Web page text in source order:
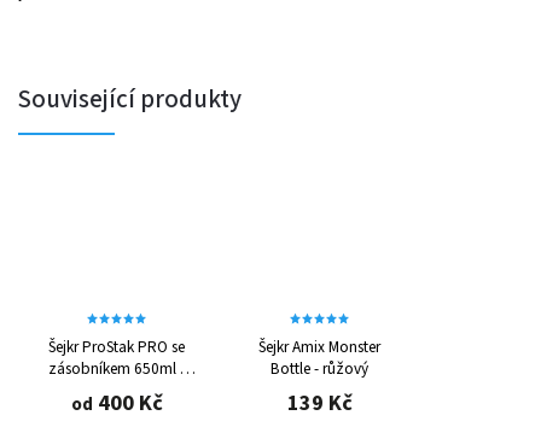
Související produkty
Šejkr ProStak PRO se
zásobníkem 650ml -
různé barvy
od 400 Kč
Šejkr Amix Monster
Bottle - růžový
139 Kč